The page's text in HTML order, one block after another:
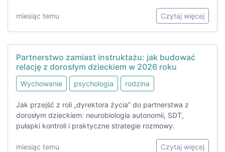
miesiąc temu Czytaj więcej
Partnerstwo zamiast instruktażu: jak budować
relację z dorosłym dzieckiem w 2026 roku
Wychowanie psychologia rodzina
Jak przejść z roli „dyrektora życia” do partnerstwa z
dorosłym dzieckiem: neurobiologia autonomii, SDT,
pułapki kontroli i praktyczne strategie rozmowy.
miesiąc temu Czytaj więcej